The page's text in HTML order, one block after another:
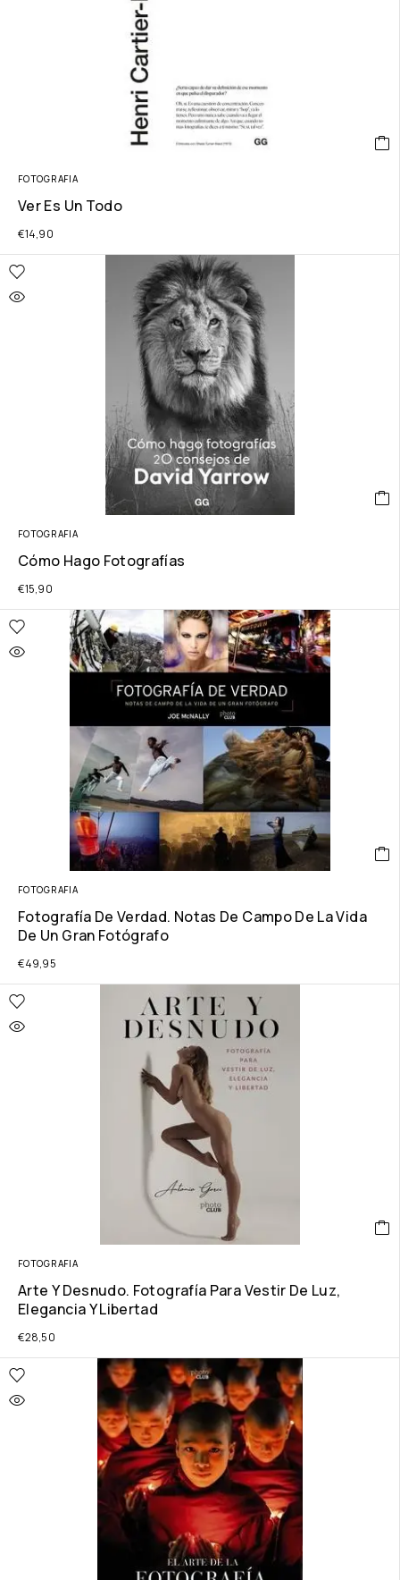
FOTOGRAFIA
Ver Es Un Todo
€14,90
FOTOGRAFIA
Cómo Hago Fotografías
€15,90
FOTOGRAFIA
Fotografía De Verdad. Notas De Campo De La Vida
De Un Gran Fotógrafo
€49,95
FOTOGRAFIA
Arte Y Desnudo. Fotografía Para Vestir De Luz,
Elegancia Y Libertad
€28,50